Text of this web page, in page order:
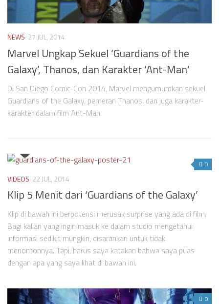
NEWS 27 JUL, 2014
Marvel Ungkap Sekuel ‘Guardians of the
Galaxy’, Thanos, dan Karakter ‘Ant-Man’
Di San Diego Comic-Con 2014, Marvel mengumumkan sekuel
Guardians of the Galaxy, pemeran Thanos, dan juga karakter-
karakter dalam film Ant-Man.
0
VIDEOS 22 JUL, 2014
Klip 5 Menit dari ‘Guardians of the Galaxy’
Klip di bawah ini berpotensi merusak surprise yang ada di film.
Bagi kalian yang ingin masuk ke dalam studio mengetahui
informasi sedikit mungkin, disarankan untuk tidak
menontonnya. Tapi, harus saya katakan bahwa saya puas
dengan apa yang saya lihat di bawah ini.
0